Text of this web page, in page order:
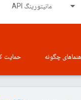
مانیتورینگ API
چگونه حمایت